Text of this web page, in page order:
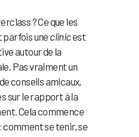
? Ce que les
une clinicest
autour de la
Pas vraiment un
conseils amicaux,
sur le rapport à la
Cela commence
se tenir, se